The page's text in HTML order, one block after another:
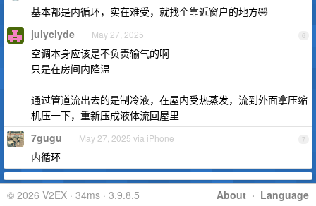
基本都是内循环，实在难受，就找个靠近窗户的地方🤣
6
julyclyde May 27, 2025
空调本身应该是不负责输气的啊
只是在房间内降温
通过管道流出去的是制冷液，在屋内受热蒸发，流到外面拿压缩
机压一下，重新压成液体流回屋里
7
7gugu May 27, 2025 via iPhone
内循环
About · Language
© 2026 V2EX · 34ms · 3.9.8.5